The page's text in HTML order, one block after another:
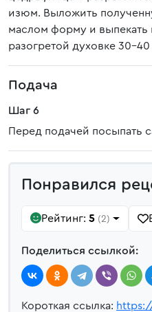
изюм. Выложить
маслом форму и выпекать
разогретой духовке 30-40
Подача
Шаг 6
Перед подачей посыпать
Понравился
Рейтинг: 5 (2)
Поделиться ссылкой:
Короткая ссылка: